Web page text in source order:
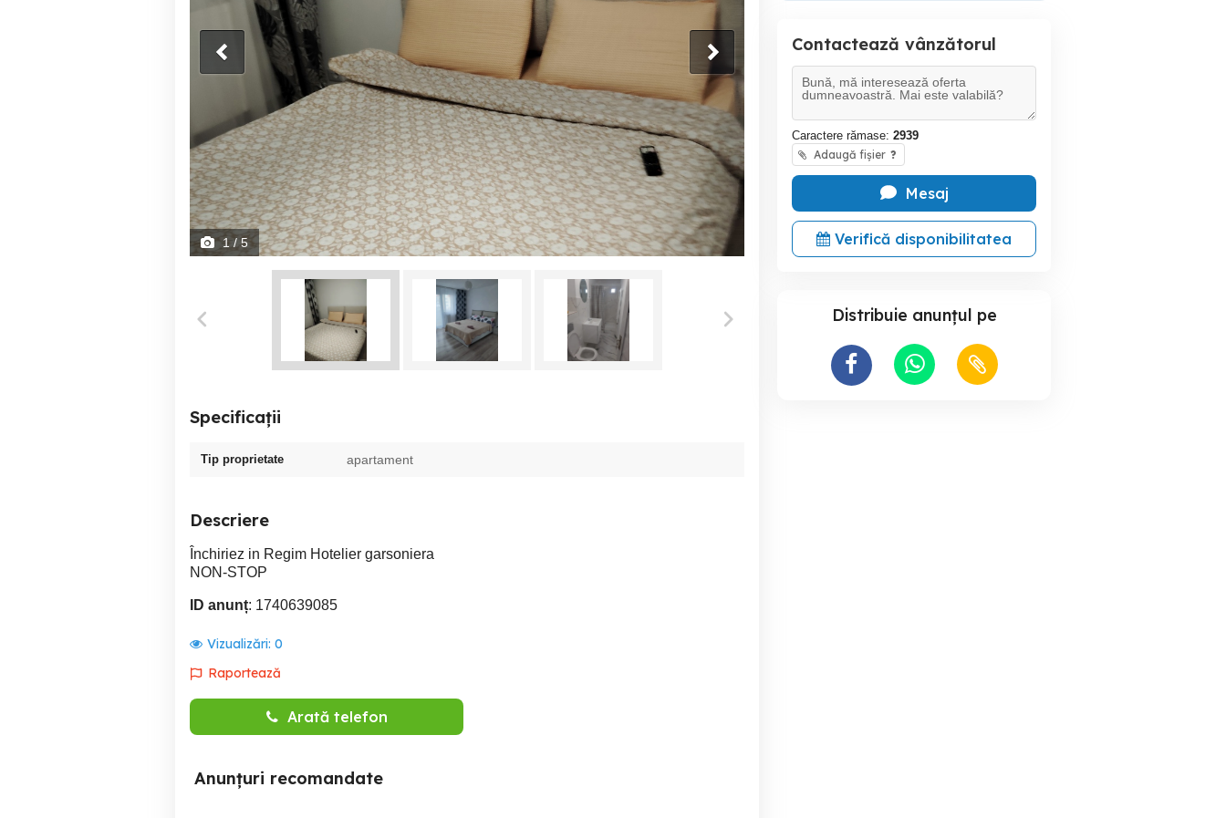
1 / 5
Specificații
Tip proprietate apartament
Descriere
Închiriez in Regim Hotelier garsoniera
NON-STOP
ID anunț: 1740639085
Vizualizări: 0
Raportează
Arată telefon
Anunțuri recomandate
Contactează vânzătorul
Caractere rămase: 2939
Adaugă fișier ?
Mesaj
Verifică disponibilitatea
Distribuie anunțul pe